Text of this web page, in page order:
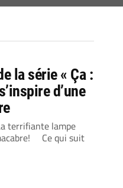
la série « Ça :
d’une
terrifiante lampe
Ce qui suit